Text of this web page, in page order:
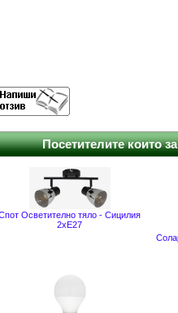
Посетителите които
Осветително тяло - Сицилия
2xE27